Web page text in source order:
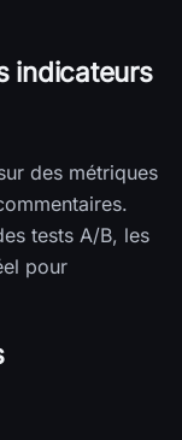
indicateurs
des métriques
tests A/B, les
pour